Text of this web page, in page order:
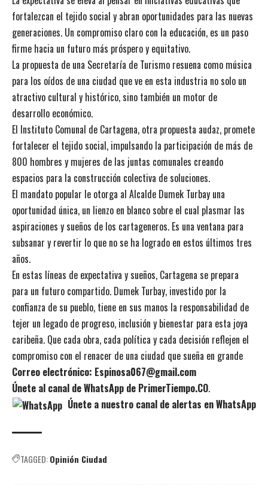
fortalezcan el tejido social y abran oportunidades para las nuevas
generaciones. Un compromiso claro con la educación, es un paso
firme hacia un futuro más próspero y equitativo.
La propuesta de una Secretaría de Turismo resuena como música
para los oídos de una ciudad que ve en esta industria no solo un
atractivo cultural y histórico, sino también un motor de
desarrollo económico.
El Instituto Comunal de Cartagena, otra propuesta audaz, promete
fortalecer el tejido social, impulsando la participación de más de
800 hombres y mujeres de las juntas comunales creando
espacios para la construcción colectiva de soluciones.
El mandato popular le otorga al Alcalde Dumek Turbay una
oportunidad única, un lienzo en blanco sobre el cual plasmar las
aspiraciones y sueños de los cartageneros. Es una ventana para
subsanar y revertir lo que no se ha logrado en estos últimos tres
años.
En estas líneas de expectativa y sueños, Cartagena se prepara
para un futuro compartido. Dumek Turbay, investido por la
confianza de su pueblo, tiene en sus manos la responsabilidad de
tejer un legado de progreso, inclusión y bienestar para esta joya
caribeña. Que cada obra, cada política y cada decisión reflejen el
compromiso con el renacer de una ciudad que sueña en grande
Correo electrónico: Espinosa067@gmail.com
Únete al canal de WhatsApp de PrimerTiempo.CO.
Únete a nuestro canal de alertas en WhatsApp
TAGGED:Opinión Ciudad